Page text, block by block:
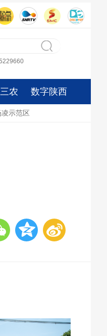
三农 数字陕西
凌示范区